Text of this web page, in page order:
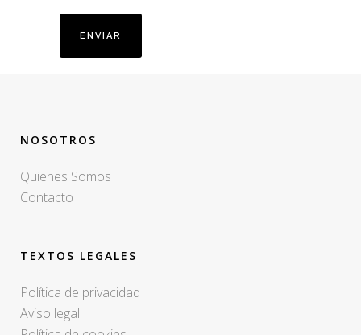
NOSOTROS
Quienes Somos
Contacto
TEXTOS LEGALES
Política de privacidad
Aviso legal